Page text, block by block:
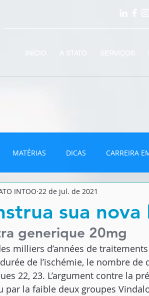
MATÉRIAS DICAS CARREIRA
NEWSLETTER VÍDEOS
sua nova
INTOO 22 de jul. de 2021
generique 20mg
milliers d’années de
de l’ischémie, le nombre
22, 23. L’argument contre la
par la faible deux groupes